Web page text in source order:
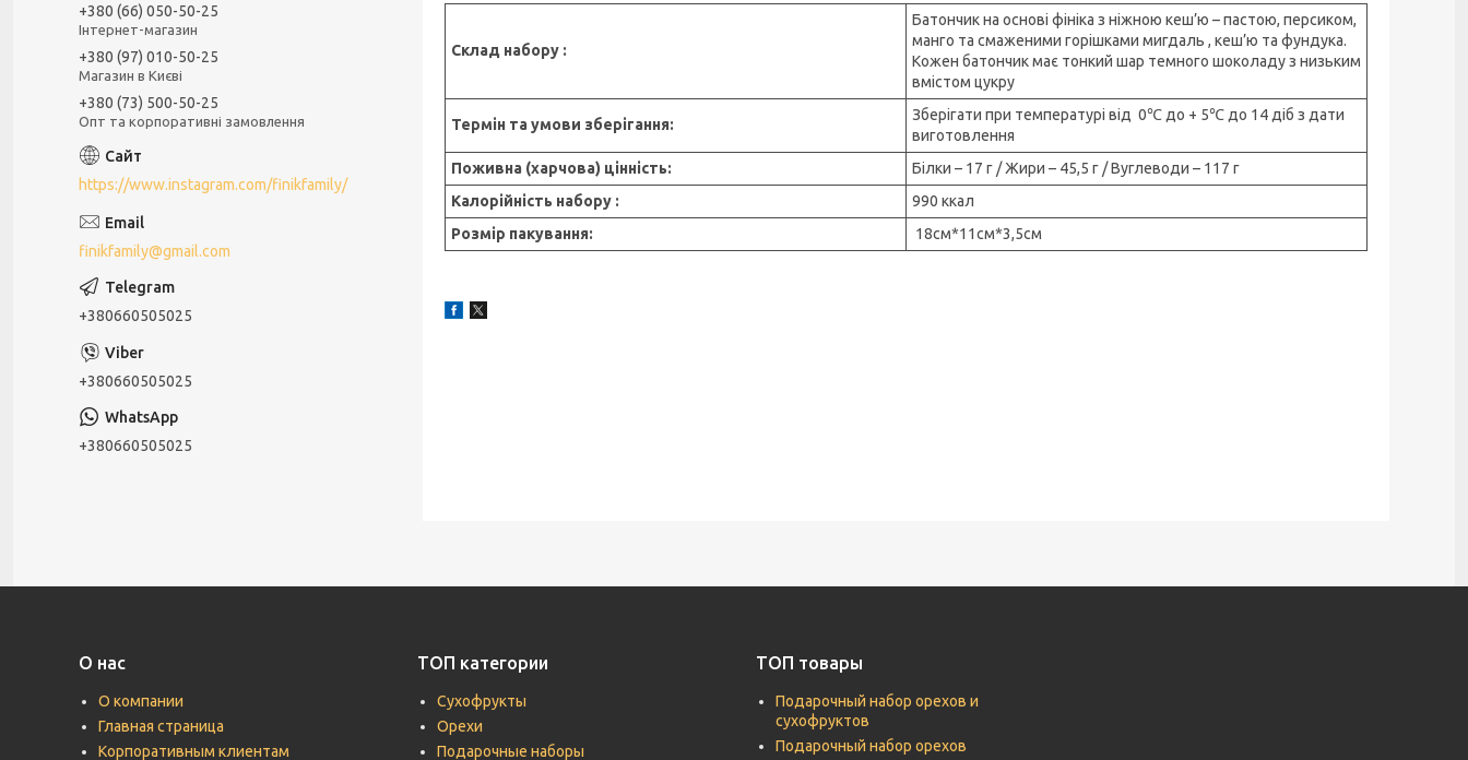
Склад набору :
Батончик на основі фініка з ніжною кеш’ю – пастою, персиком,
манго та смаженими горішками мигдаль , кеш’ю та фундука.
Кожен батончик має тонкий шар темного шоколаду з низьким
вмістом цукру
Термін та умови зберігання:
Зберігати при температурі від 0℃ до + 5℃ до 14 діб з дати
виготовлення
Поживна (харчова) цінність:
Білки – 17 г / Жири – 45,5 г / Вуглеводи – 117 г
Калорійність набору :
990 ккал
Розмір пакування:
18см*11см*3,5см
+380 (66) 050-50-25
Інтернет-магазин
+380 (97) 010-50-25
Магазин в Києві
+380 (73) 500-50-25
Опт та корпоративні замовлення
https://www.instagram.com/finikfamily/
finikfamily@gmail.com
+380660505025
+380660505025
+380660505025
О нас
О компании
Главная страница
Корпоративным клиентам
ТОП категории
Сухофрукты
Орехи
Подарочные наборы
ТОП товары
Подарочный набор орехов и
сухофруктов
Подарочный набор орехов